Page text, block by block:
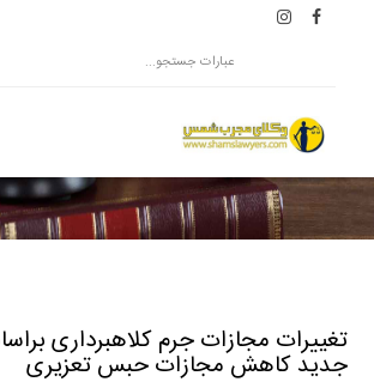
تغییرات مجازات جرم کلاهبرداری
جدید کاهش مجازات حبس تعزیری